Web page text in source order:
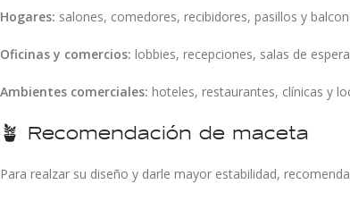
Hogares: salones, comedores, recibidores, pasillos y
Oficinas y comercios: lobbies, recepciones, salas de
Ambientes comerciales: hoteles, restaurantes, clínicas y
🪴 Recomendación de maceta
Para realzar su diseño y darle mayor estabilidad,